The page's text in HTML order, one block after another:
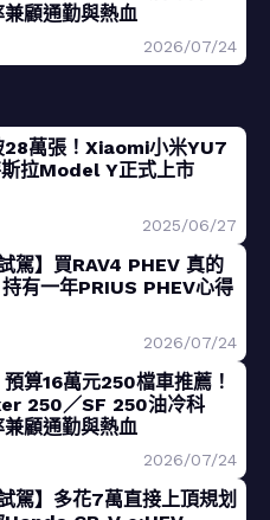
顧通勤與熱血
2026/07/24
28萬張！Xiaomi小米YU7
拉Model Y正式上市
2025/06/27
駕】買RAV4 PHEV 真的
有一年PRIUS PHEV心得
2026/07/24
預算16萬元250檔車推薦！
250／SF 250油冷科
顧通勤與熱血
2026/07/24
駕】多花7萬直接上頂規划